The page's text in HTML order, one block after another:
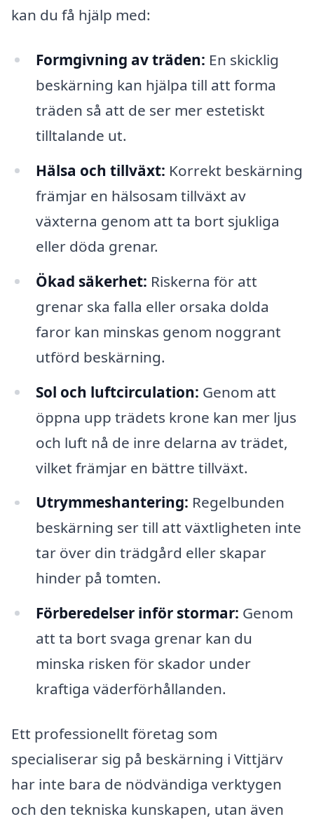
kan du få hjälp med:
Formgivning av träden: En skicklig
beskärning kan hjälpa till att forma
träden så att de ser mer estetiskt
tilltalande ut.
Hälsa och tillväxt: Korrekt beskärning
främjar en hälsosam tillväxt av
växterna genom att ta bort sjukliga
eller döda grenar.
Ökad säkerhet: Riskerna för att
grenar ska falla eller orsaka dolda
faror kan minskas genom noggrant
utförd beskärning.
Sol och luftcirculation: Genom att
öppna upp trädets krone kan mer ljus
och luft nå de inre delarna av trädet,
vilket främjar en bättre tillväxt.
Utrymmeshantering: Regelbunden
beskärning ser till att växtligheten inte
tar över din trädgård eller skapar
hinder på tomten.
Förberedelser inför stormar: Genom
att ta bort svaga grenar kan du
minska risken för skador under
kraftiga väderförhållanden.
Ett professionellt företag som
specialiserar sig på beskärning i Vittjärv
har inte bara de nödvändiga verktygen
och den tekniska kunskapen, utan även